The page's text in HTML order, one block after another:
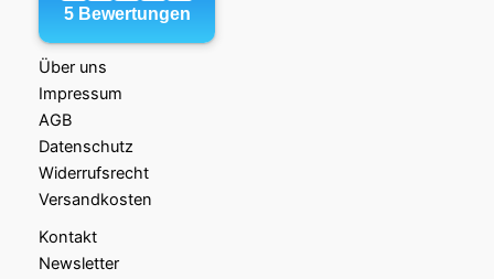
Über uns
Impressum
AGB
Datenschutz
Widerrufsrecht
Versandkosten
Kontakt
Newsletter